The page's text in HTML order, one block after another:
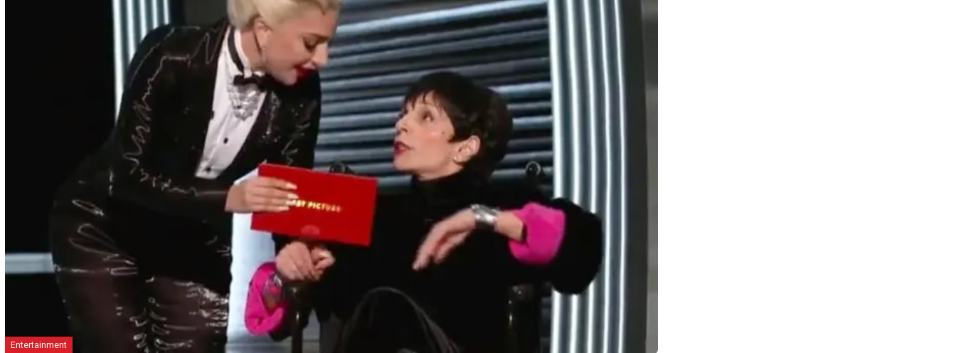
Entertainment